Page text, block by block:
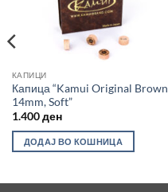
желботека
КАПИЦИ
Капица “Kamui Original Brown
14mm, Soft”
1.400ден
ДОДАЈ ВО КОШНИЦА